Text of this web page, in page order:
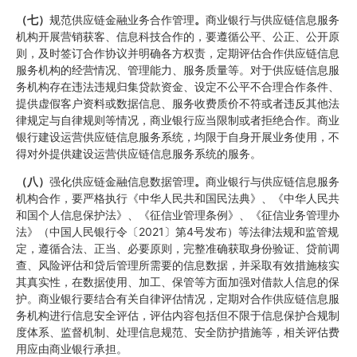
（七） 规范供应链金融业务合作管理。 商业银行与供应链信息服务
机构开展营销获客、信息科技合作的，要遵循公平、公正、公开原
则，及时签订合作协议并明确各方权责，定期评估合作供应链信息
服务机构的经营情况、管理能力、服务质量等。对于供应链信息服
务机构存在违法违规归集贷款资金、设定不公平不合理合作条件、
提供虚假客户资料或数据信息、服务收费质价不符或者违反其他法
律规定与自律规则等情况，商业银行应当限制或者拒绝合作。商业
银行建设运营供应链信息服务系统，均限于自身开展业务使用，不
得对外提供建设运营供应链信息服务系统的服务。
（八） 强化供应链金融信息数据管理。 商业银行与供应链信息服务
机构合作，要严格执行《中华人民共和国民法典》、《中华人民共
和国个人信息保护法》、《征信业管理条例》、《征信业务管理办
法》（中国人民银行令〔2021〕第4号发布）等法律法规和监管规
定，遵循合法、正当、必要原则，完整准确获取身份验证、贷前调
查、风险评估和贷后管理所需要的信息数据，并采取有效措施核实
其真实性，在数据使用、加工、保管等方面加强对借款人信息的保
护。商业银行要结合有关自律评估情况，定期对合作供应链信息服
务机构进行信息安全评估，评估内容包括但不限于信息保护合规制
度体系、监督机制、处理信息规范、安全防护措施等，相关评估费
用应由商业银行承担。